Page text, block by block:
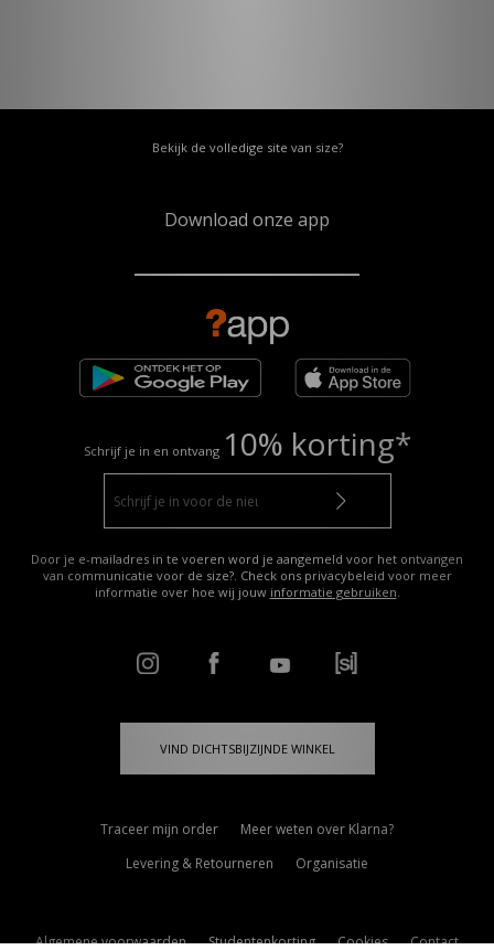
Bekijk de volledige site van size?
Download onze app
Schrijf je in en ontvang 10% korting*
Door je e-mailadres in te voeren word je aangemeld voor het ontvangen
van communicatie voor de size?. Check ons privacybeleid voor meer
informatie over hoe wij jouw informatie gebruiken.
VIND DICHTSBIJZIJNDE WINKEL
Traceer mijn order
Meer weten over Klarna?
Levering & Retourneren
Organisatie
Algemene voorwaarden Studentenkorting Cookies Contact